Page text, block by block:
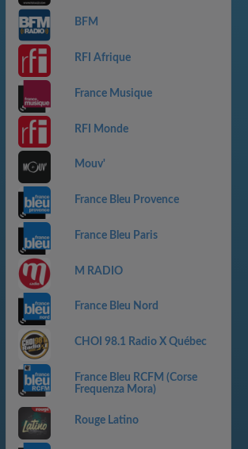
BFM
RFI Afrique
France Musique
RFI Monde
Mouv'
France Bleu Provence
France Bleu Paris
M RADIO
France Bleu Nord
CHOI 98.1 Radio X Québec
France Bleu RCFM (Corse
Frequenza Mora)
Rouge Latino